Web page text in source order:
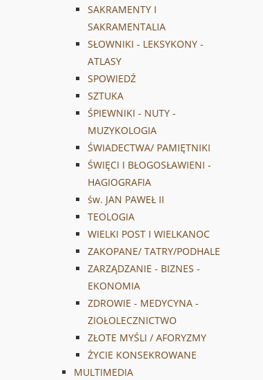
SAKRAMENTY I
SAKRAMENTALIA
SŁOWNIKI - LEKSYKONY -
ATLASY
SPOWIEDŹ
SZTUKA
ŚPIEWNIKI - NUTY -
MUZYKOLOGIA
ŚWIADECTWA/ PAMIĘTNIKI
ŚWIĘCI I BŁOGOSŁAWIENI -
HAGIOGRAFIA
św. JAN PAWEŁ II
TEOLOGIA
WIELKI POST I WIELKANOC
ZAKOPANE/ TATRY/PODHALE
ZARZĄDZANIE - BIZNES -
EKONOMIA
ZDROWIE - MEDYCYNA -
ZIOŁOLECZNICTWO
ZŁOTE MYŚLI / AFORYZMY
ŻYCIE KONSEKROWANE
MULTIMEDIA